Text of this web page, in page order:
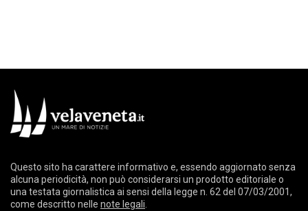
Questo sito ha carattere informativo e, essendo aggiornato senza
alcuna periodicità, non può considerarsi un prodotto editoriale o
una testata giornalistica ai sensi della legge n. 62 del 07/03/2001,
come descritto nelle note legali